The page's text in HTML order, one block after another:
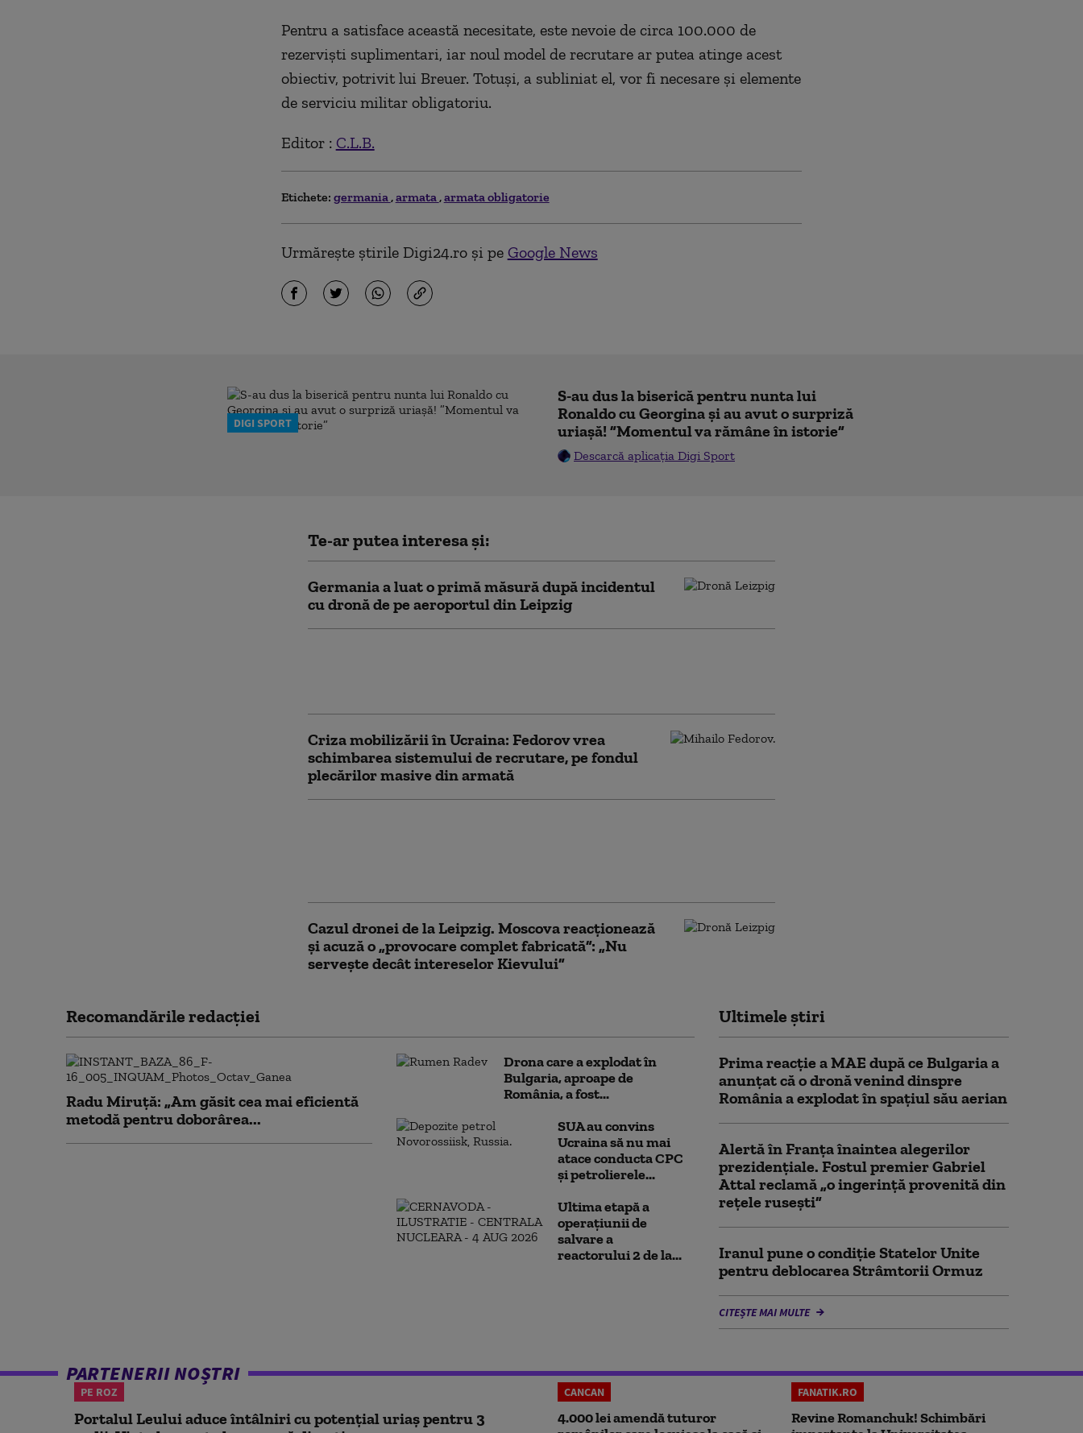
Pentru a satisface această necesitate, este nevoie de circa 100.000 de
rezervişti suplimentari, iar noul model de recrutare ar putea atinge acest
obiectiv, potrivit lui Breuer. Totuşi, a subliniat el, vor fi necesare şi elemente
de serviciu militar obligatoriu.
Editor : C.L.B.
Etichete: germania armata armata obligatorie
Urmărește știrile Digi24.ro și pe Google News
DIGI SPORT
S-au dus la biserică pentru nunta lui
Ronaldo cu Georgina și au avut o surpriză
uriașă! ”Momentul va rămâne în istorie”
Descarcă aplicația Digi Sport
Te-ar putea interesa și:
Germania a luat o primă măsură după incidentul
cu dronă de pe aeroportul din Leipzig
Criza mobilizării în Ucraina: Fedorov vrea
schimbarea sistemului de recrutare, pe fondul
plecărilor masive din armată
Cazul dronei de la Leipzig. Moscova reacționează
și acuză o „provocare complet fabricată”: „Nu
serveşte decât intereselor Kievului”
Recomandările redacţiei
Radu Miruță: „Am găsit cea mai eficientă
metodă pentru doborârea...
Drona care a explodat în
Bulgaria, aproape de
România, a fost...
SUA au convins
Ucraina să nu mai
atace conducta CPC
şi petrolierele...
Ultima etapă a
operațiunii de
salvare a
reactorului 2 de la...
Ultimele știri
Prima reacție a MAE după ce Bulgaria a
anunţat că o dronă venind dinspre
România a explodat în spaţiul său aerian
Alertă în Franța înaintea alegerilor
prezidențiale. Fostul premier Gabriel
Attal reclamă „o ingerință provenită din
rețele rusești”
Iranul pune o condiție Statelor Unite
pentru deblocarea Strâmtorii Ormuz
CITEȘTE MAI MULTE
PARTENERII NOȘTRI
PE ROZ
Portalul Leului aduce întâlniri cu potențial uriaș pentru 3
CANCAN
4.000 lei amendă tuturor
FANATIK.RO
Revine Romanchuk! Schimbări